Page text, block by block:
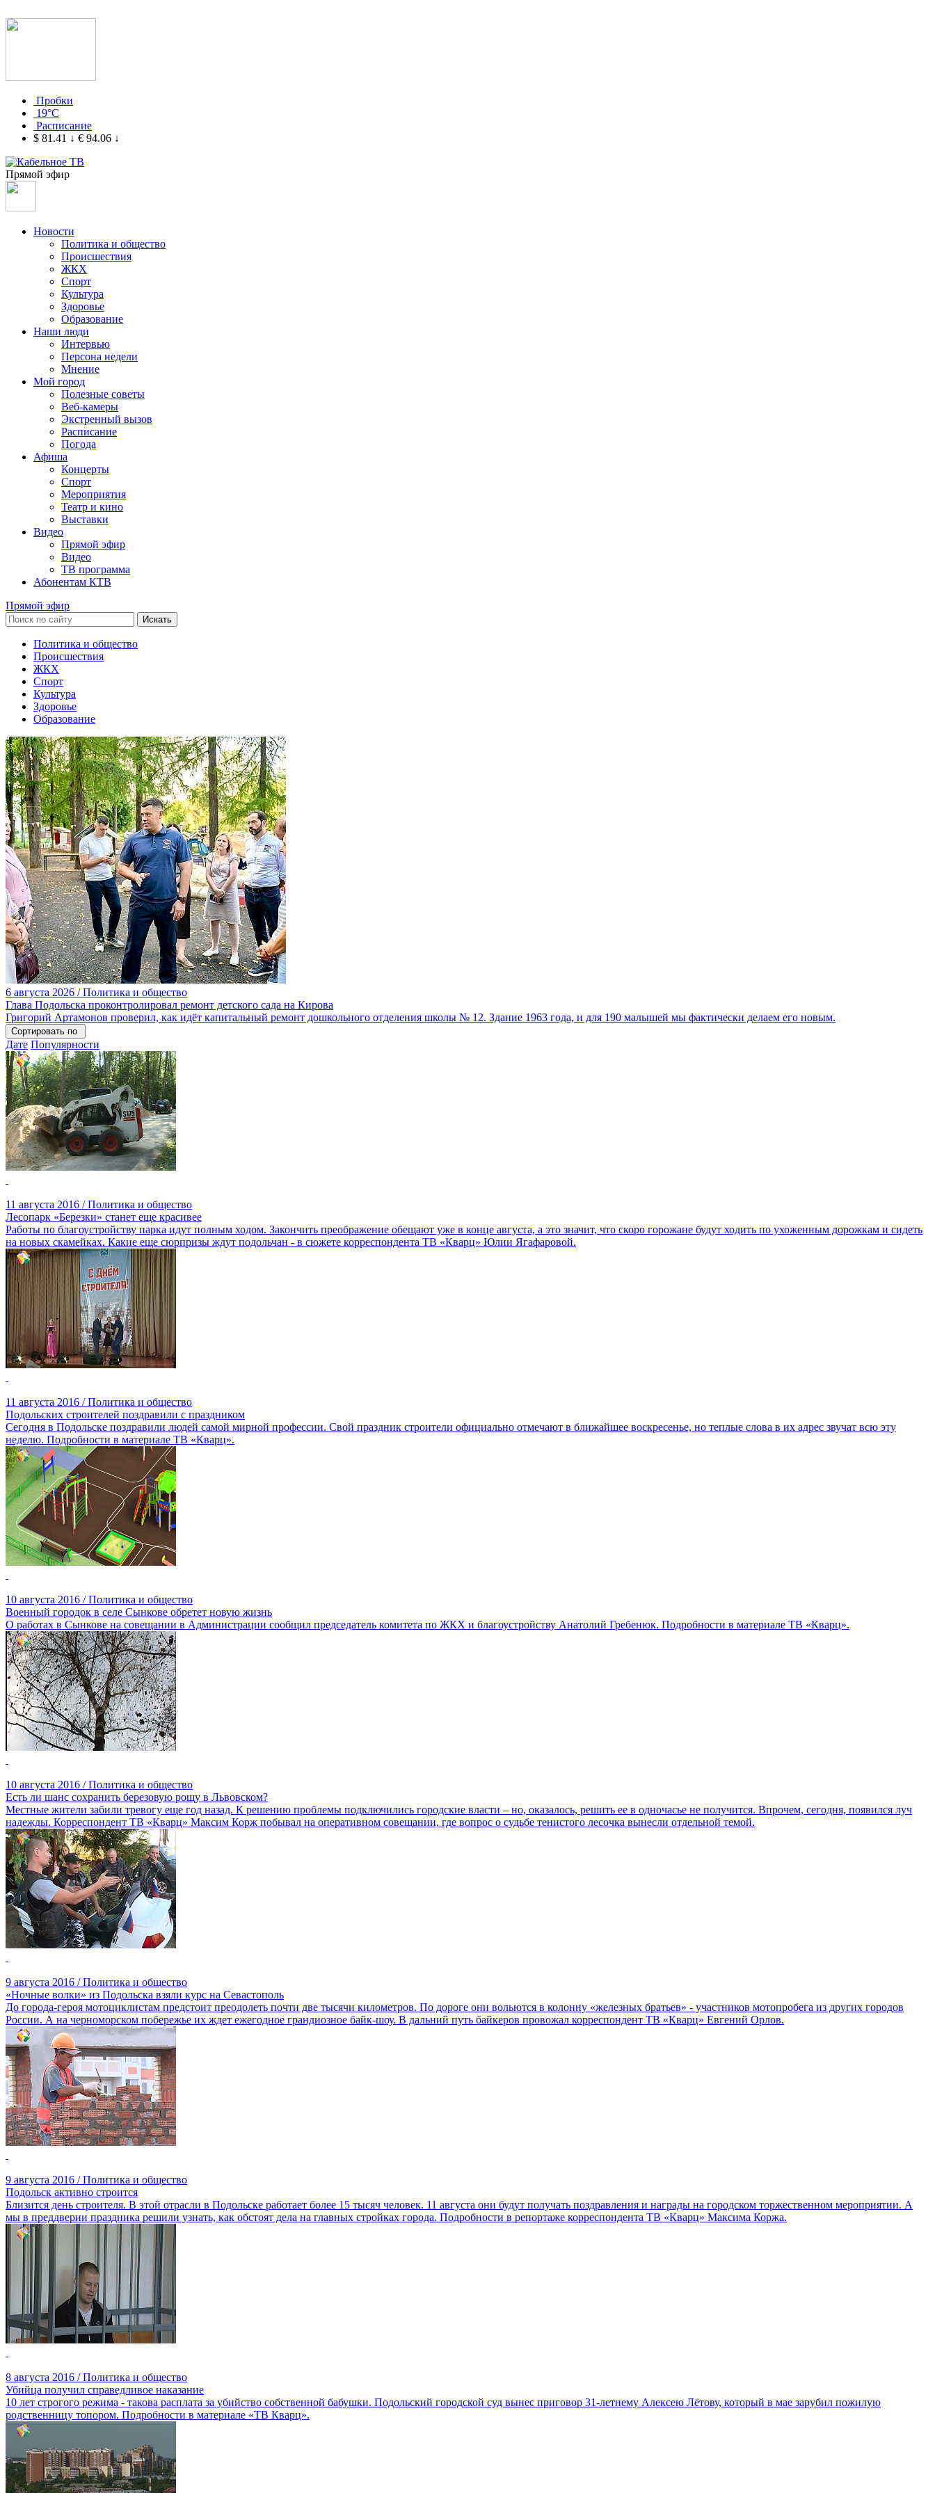
Пробки
19°C
Расписание
$ 81.41 ↓ € 94.06 ↓
Прямой эфир
Новости
Политика и общество
Происшествия
ЖКХ
Спорт
Культура
Здоровье
Образование
Наши люди
Интервью
Персона недели
Мнение
Мой город
Полезные советы
Веб-камеры
Экстренный вызов
Расписание
Погода
Афиша
Концерты
Спорт
Мероприятия
Театр и кино
Выставки
Видео
Прямой эфир
Видео
ТВ программа
Абонентам КТВ
Прямой эфир
Искать
Политика и общество
Происшествия
ЖКХ
Спорт
Культура
Здоровье
Образование
6 августа 2026 / Политика и общество
Глава Подольска проконтролировал ремонт детского сада на Кирова
Григорий Артамонов проверил, как идёт капитальный ремонт дошкольного отделения школы № 12. Здание 1963 года, и для 190 малышей мы фактически делаем его новым.
Сортировать по
Дате Популярности
11 августа 2016 / Политика и общество
Лесопарк «Березки» станет еще красивее
Работы по благоустройству парка идут полным ходом. Закончить преображение обещают уже в конце августа, а это значит, что скоро горожане будут ходить по ухоженным дорожкам и сидеть
на новых скамейках. Какие еще сюрпризы ждут подольчан - в сюжете корреспондента ТВ «Кварц» Юлии Ягафаровой.
11 августа 2016 / Политика и общество
Подольских строителей поздравили с праздником
Сегодня в Подольске поздравили людей самой мирной профессии. Свой праздник строители официально отмечают в ближайшее воскресенье, но теплые слова в их адрес звучат всю эту
неделю. Подробности в материале ТВ «Кварц».
10 августа 2016 / Политика и общество
Военный городок в селе Сынкове обретет новую жизнь
О работах в Сынкове на совещании в Администрации сообщил председатель комитета по ЖКХ и благоустройству Анатолий Гребенюк. Подробности в материале ТВ «Кварц».
10 августа 2016 / Политика и общество
Есть ли шанс сохранить березовую рощу в Львовском?
Местные жители забили тревогу еще год назад. К решению проблемы подключились городские власти – но, оказалось, решить ее в одночасье не получится. Впрочем, сегодня, появился луч
надежды. Корреспондент ТВ «Кварц» Максим Корж побывал на оперативном совещании, где вопрос о судьбе тенистого лесочка вынесли отдельной темой.
9 августа 2016 / Политика и общество
«Ночные волки» из Подольска взяли курс на Севастополь
До города-героя мотоциклистам предстоит преодолеть почти две тысячи километров. По дороге они вольются в колонну «железных братьев» - участников мотопробега из других городов
России. А на черноморском побережье их ждет ежегодное грандиозное байк-шоу. В дальний путь байкеров провожал корреспондент ТВ «Кварц» Евгений Орлов.
9 августа 2016 / Политика и общество
Подольск активно строится
Близится день строителя. В этой отрасли в Подольске работает более 15 тысяч человек. 11 августа они будут получать поздравления и награды на городском торжественном мероприятии. А
мы в преддверии праздника решили узнать, как обстоят дела на главных стройках города. Подробности в репортаже корреспондента ТВ «Кварц» Максима Коржа.
8 августа 2016 / Политика и общество
Убийца получил справедливое наказание
10 лет строгого режима - такова расплата за убийство собственной бабушки. Подольский городской суд вынес приговор 31-летнему Алексею Лётову, который в мае зарубил пожилую
родственницу топором. Подробности в материале «ТВ Кварц».